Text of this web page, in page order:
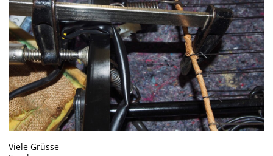
Viele Grüsse